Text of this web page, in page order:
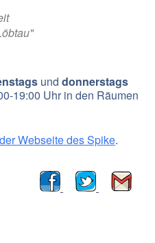
und donnerstags
19:00 Uhr in den Räumen
Webseite des Spike.